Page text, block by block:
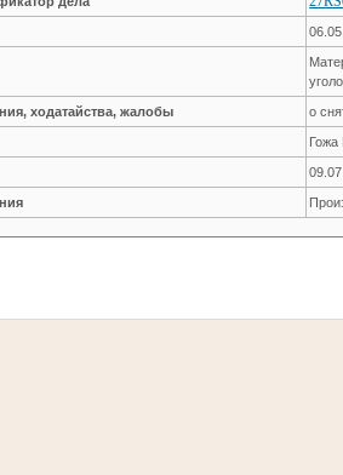
ходатайства, жалобы о
Гожа